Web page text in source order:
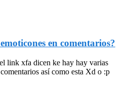
en comentarios?
link xfa dicen ke hay hay varias
así como esta Xd o :p